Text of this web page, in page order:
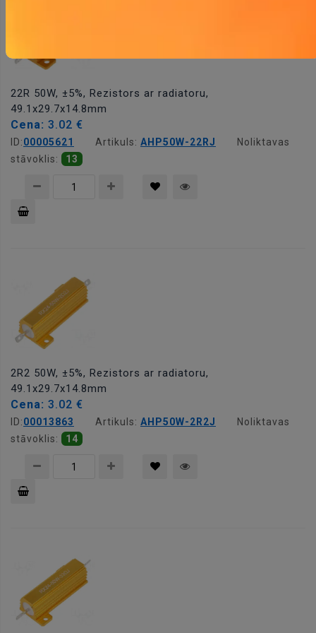
22R 50W, ±5%, Rezistors ar radiatoru,
49.1x29.7x14.8mm
Cena: 3.02 €
ID:00005621 Artikuls: AHP50W-22RJ
Noliktavas
stāvoklis:
13
2R2 50W, ±5%, Rezistors ar radiatoru,
49.1x29.7x14.8mm
Cena: 3.02 €
ID:00013863 Artikuls: AHP50W-2R2J
Noliktavas
stāvoklis:
14